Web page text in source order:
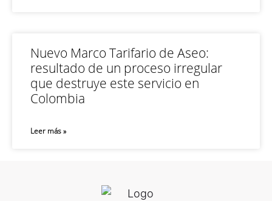
Nuevo Marco Tarifario de Aseo:
resultado de un proceso irregular
que destruye este servicio en
Colombia
Leer más »